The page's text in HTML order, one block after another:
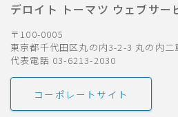
デロイト トーマツ ウェブサー
〒100-0005
東京都千代田区丸の内3-2-3 丸の内二
代表電話 03-6213-2030
コーポレートサイト